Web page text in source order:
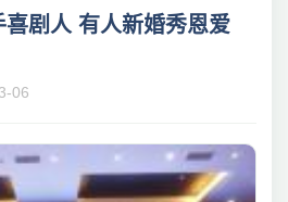
剧人 有人新婚秀恩爱
06